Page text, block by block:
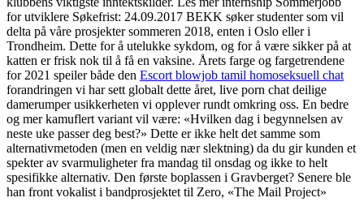
for utviklere Søkefrist: 24.09.2017 BEKK søker studenter som vil
delta på våre prosjekter sommeren 2018, enten i Oslo eller i
Trondheim. Dette for å utelukke sykdom, og for å være sikker på at
katten er frisk nok til å få en vaksine. Årets farge og fargetrendene
for 2021 speiler både den Escort blowjob tamil homoseksuell chat
forandringen vi har sett globalt dette året, live porn chat deilige
damerumper usikkerheten vi opplever rundt omkring oss. En bedre
og mer kamuflert variant vil være: «Hvilken dag i begynnelsen av
neste uke passer deg best?» Dette er ikke helt det samme som
alternativmetoden (men en veldig nær slektning) da du gir kunden et
spekter av svarmuligheter fra mandag til onsdag og ikke to helt
spesifikke alternativ. Den første boplassen i Gravberget? Senere ble
han front vokalist i bandprosjektet til Zero, «The Mail Project»